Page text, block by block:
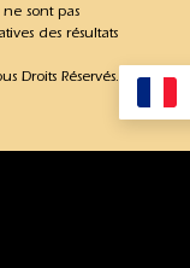
ne sont pas
des résultats
Droits Réservés.